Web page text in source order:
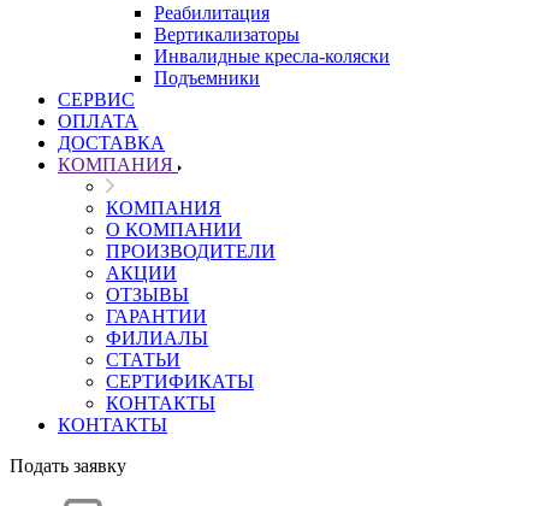
Реабилитация
Вертикализаторы
Инвалидные кресла-коляски
Подъемники
СЕРВИС
ОПЛАТА
ДОСТАВКА
КОМПАНИЯ
КОМПАНИЯ
О КОМПАНИИ
ПРОИЗВОДИТЕЛИ
АКЦИИ
ОТЗЫВЫ
ГАРАНТИИ
ФИЛИАЛЫ
СТАТЬИ
СЕРТИФИКАТЫ
КОНТАКТЫ
КОНТАКТЫ
Подать заявку